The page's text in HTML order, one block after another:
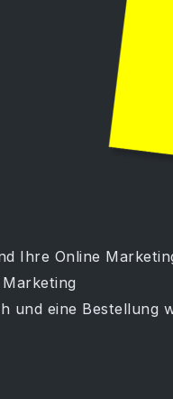
Ihre Online
und eine Bestellung